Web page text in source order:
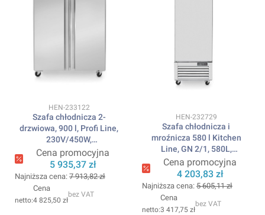
Kod produktu
HEN-233122
Szafa chłodnicza 2-
drzwiowa, 900 l, Profi Line,
230V/450W,
1200x740x(H)1950mm
ARKTIC
Cena promocyjna
5 935,37 zł
Najniższa cena: 7 913,82 zł
Cena
4 825,50 zł
bez VAT
Kod produktu
HEN-232729
Szafa chłodnicza i
mroźnicza 580 l Kitchen
Line, GN 2/1, 580L,
230V/350W,
685x800x(H)2100mm
ARKTIC
Cena promocyjna
4 203,83 zł
Najniższa cena: 5 605,11 zł
Cena
3 417,75 zł
bez VAT